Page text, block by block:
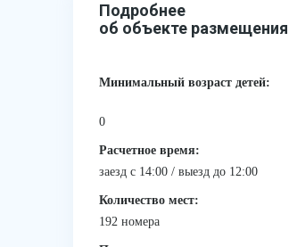
Подробнее
об объекте размещения
Минимальный возраст детей:
0
Расчетное время:
заезд с 14:00 / выезд до 12:00
Количество мест:
192 номера